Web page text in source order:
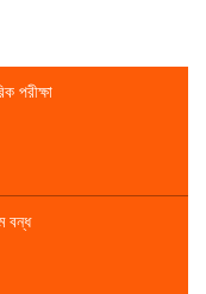
পরীক্ষা
বন্ধ